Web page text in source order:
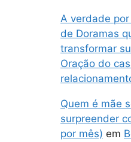
A verdade
de Doramas
transformar
Oração do
Quem é mãe
surpreender
por mês) em